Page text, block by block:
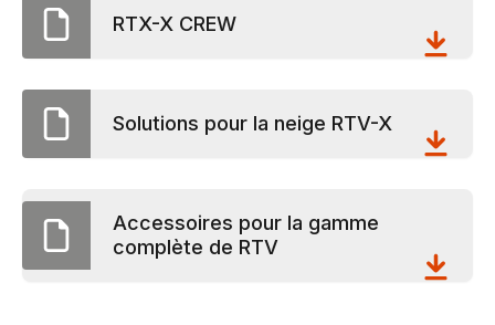
RTX-X CREW
Solutions pour la neige RTV-X
Accessoires pour la gamme
complète de RTV